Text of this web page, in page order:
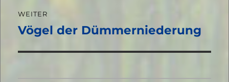
WEITER
Nächster
Vögel der Dümmerniederung